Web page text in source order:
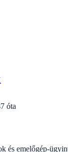
óta
és emelőgép-